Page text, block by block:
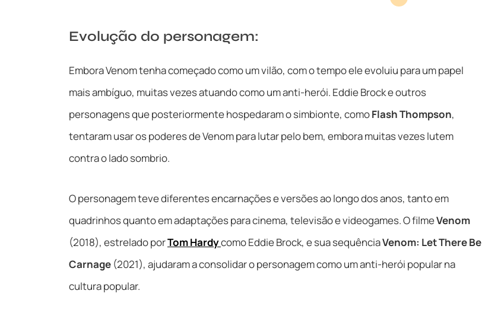
Evolução do personagem:
Embora Venom tenha começado como um vilão, com o tempo ele evoluiu para um papel
mais ambíguo, muitas vezes atuando como um anti-herói. Eddie Brock e outros
personagens que posteriormente hospedaram o simbionte, comoFlash Thompson,
tentaram usar os poderes de Venom para lutar pelo bem, embora muitas vezes lutem
contra o lado sombrio.
O personagem teve diferentes encarnações e versões ao longo dos anos, tanto em
quadrinhos quanto em adaptações para cinema, televisão e videogames. O filmeVenom
(2018), estrelado porTom Hardycomo Eddie Brock, e sua sequênciaVenom: Let There Be
Carnage (2021), ajudaram a consolidar o personagem como um anti-herói popular na
cultura popular.